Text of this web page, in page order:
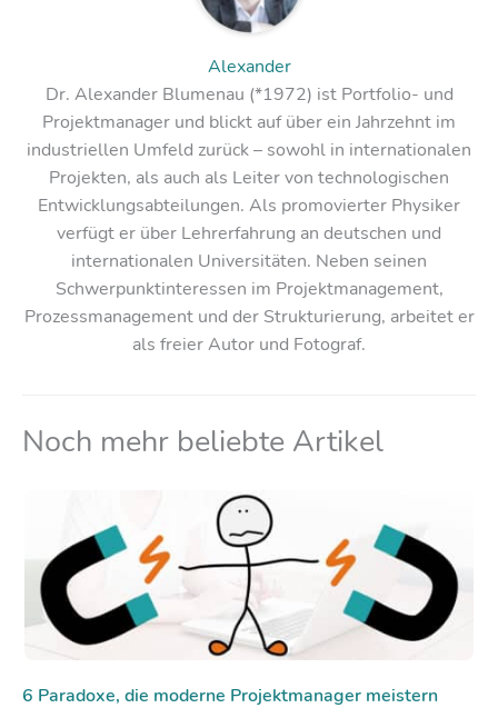
Alexander
Dr. Alexander Blumenau (*1972) ist Portfolio- und
Projektmanager und blickt auf über ein Jahrzehnt im
industriellen Umfeld zurück – sowohl in internationalen
Projekten, als auch als Leiter von technologischen
Entwicklungsabteilungen. Als promovierter Physiker
verfügt er über Lehrerfahrung an deutschen und
internationalen Universitäten. Neben seinen
Schwerpunktinteressen im Projektmanagement,
Prozessmanagement und der Strukturierung, arbeitet er
als freier Autor und Fotograf.
Noch mehr beliebte Artikel
6 Paradoxe, die moderne Projektmanager meistern